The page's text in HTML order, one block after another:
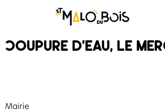
Coupure d’eau, le
Mairie